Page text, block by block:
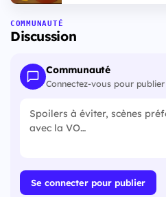
COMMUNAUTÉ
Discussion
Communauté
Connectez-vous pour
Se connecter pour publier